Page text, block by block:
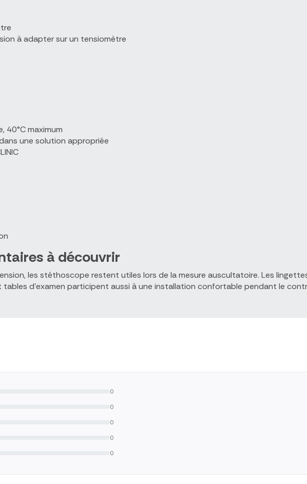
à adapter sur un tensiomètre
40°C maximum
une solution appropriée
à découvrir
les stéthoscope restent utiles lors de la mesure auscultatoire. Les
d'examen participent aussi à une installation confortable pendant le
0
0
0
0
0